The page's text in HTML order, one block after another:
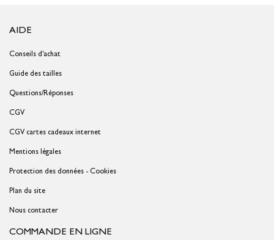
AIDE
Conseils d'achat
Guide des tailles
Questions/Réponses
CGV
CGV cartes cadeaux internet
Mentions légales
Protection des données - Cookies
Plan du site
Nous contacter
COMMANDE EN LIGNE